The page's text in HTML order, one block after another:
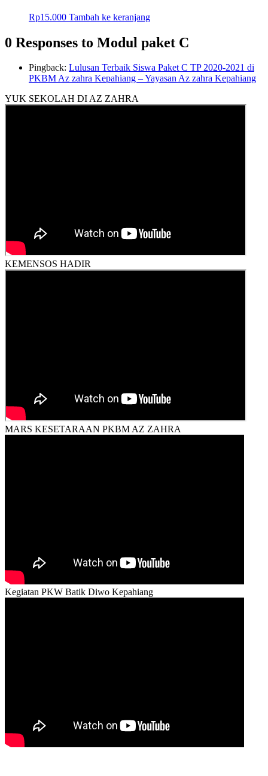
Rp15.000 Tambah ke keranjang
0 Responses to Modul paket C
Pingback: Lulusan Terbaik Siswa Paket C TP 2020-2021 di
PKBM Az zahra Kepahiang – Yayasan Az zahra Kepahiang
YUK SEKOLAH DI AZ ZAHRA
KEMENSOS HADIR
MARS KESETARAAN PKBM AZ ZAHRA
Kegiatan PKW Batik Diwo Kepahiang